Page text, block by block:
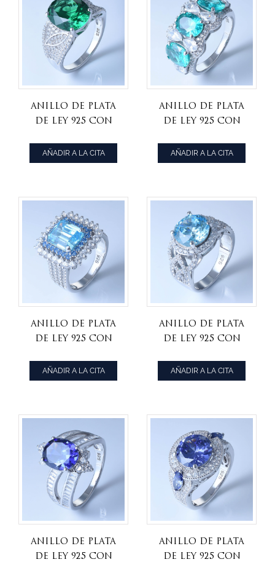
Anillo de plata
de ley 925 con
verde para mujer.
AÑADIR A LA CITA
Anillo de plata
de ley 925 con
para mujer.
AÑADIR A LA CITA
Anillo de plata
de ley 925 con
para mujer.
AÑADIR A LA CITA
Anillo de plata
de ley 925 con
transparente
para mujer.
AÑADIR A LA CITA
Anillo de plata
de ley 925 con
Anillo de plata
de ley 925 con